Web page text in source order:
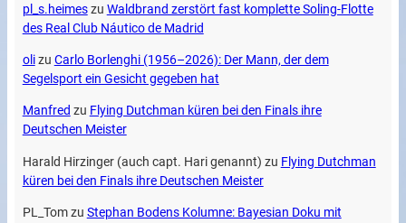
pl_s.heimeszu Waldbrand zerstört fast komplette Soling-Flotte
des Real Club Náutico de Madrid
olizu Carlo Borlenghi (1956–2026): Der Mann, der dem
Segelsport ein Gesicht gegeben hat
Manfred zu Flying Dutchman küren bei den Finals ihre
Deutschen Meister
Harald Hirzinger (auch capt. Hari genannt) zu Flying Dutchman
küren bei den Finals ihre Deutschen Meister
PL_Tomzu Stephan Bodens Kolumne: Bayesian Doku mit